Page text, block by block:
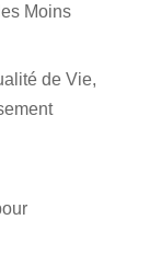
Moins
de Vie,